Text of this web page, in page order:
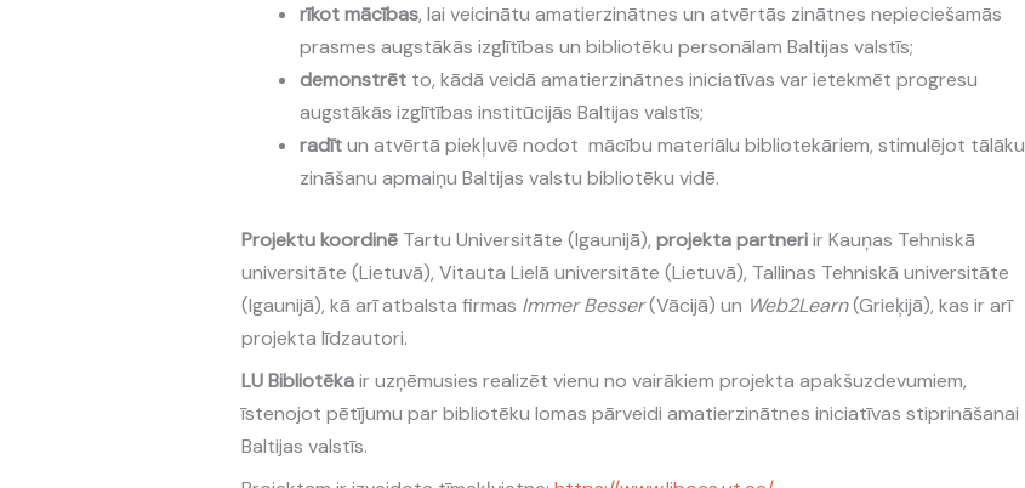
rīkot mācības, lai veicinātu amatierzinātnes un atvērtās zinātnes nepieciešamās
prasmes augstākās izglītības un bibliotēku personālam Baltijas valstīs;
demonstrēt to, kādā veidā amatierzinātnes iniciatīvas var ietekmēt progresu
augstākās izglītības institūcijās Baltijas valstīs;
radītun atvērtā piekļuvē nodot mācību materiālu bibliotekāriem, stimulējot tālāku
zināšanu apmaiņu Baltijas valstu bibliotēku vidē.
Projektu koordinēTartu Universitāte (Igaunijā), projekta partneriir Kauņas Tehniskā
universitāte (Lietuvā), Vitauta Lielā universitāte (Lietuvā), Tallinas Tehniskā universitāte
(Igaunijā), kā arī atbalsta firmas Immer Besser(Vācijā) un Web2Learn(Grieķijā), kas ir arī
projekta līdzautori.
LU Bibliotēkair uzņēmusies realizēt vienu no vairākiem projekta apakšuzdevumiem,
īstenojot pētījumu par bibliotēku lomas pārveidi amatierzinātnes iniciatīvas stiprināšanai
Baltijas valstīs.